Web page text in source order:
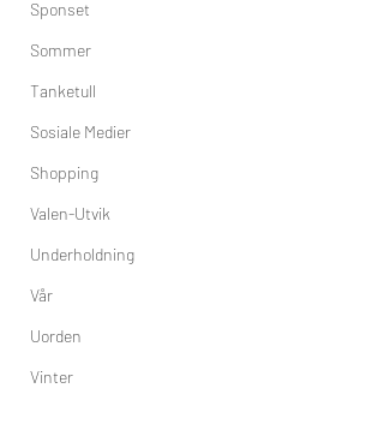
Sponset
Sommer
Tanketull
Sosiale Medier
Shopping
Valen-Utvik
Underholdning
Vår
Uorden
Vinter